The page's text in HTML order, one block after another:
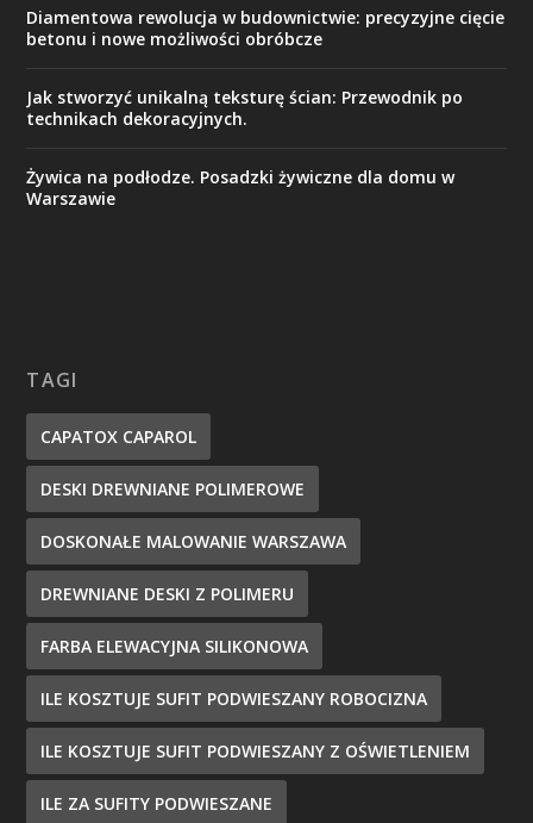
Diamentowa rewolucja w budownictwie: precyzyjne cięcie
betonu i nowe możliwości obróbcze
Jak stworzyć unikalną teksturę ścian: Przewodnik po
technikach dekoracyjnych.
Żywica na podłodze. Posadzki żywiczne dla domu w
Warszawie
TAGI
CAPATOX CAPAROL
DESKI DREWNIANE POLIMEROWE
DOSKONAŁE MALOWANIE WARSZAWA
DREWNIANE DESKI Z POLIMERU
FARBA ELEWACYJNA SILIKONOWA
ILE KOSZTUJE SUFIT PODWIESZANY ROBOCIZNA
ILE KOSZTUJE SUFIT PODWIESZANY Z OŚWIETLENIEM
ILE ZA SUFITY PODWIESZANE